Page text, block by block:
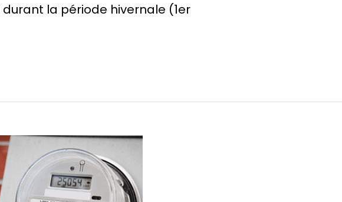
durant la période hivernale (1er